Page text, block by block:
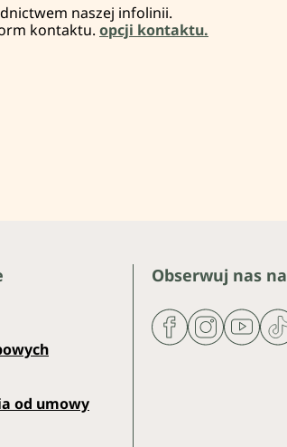
naszej infolinii.
kontaktu. opcji kontaktu.
Obserwuj nas na
od umowy